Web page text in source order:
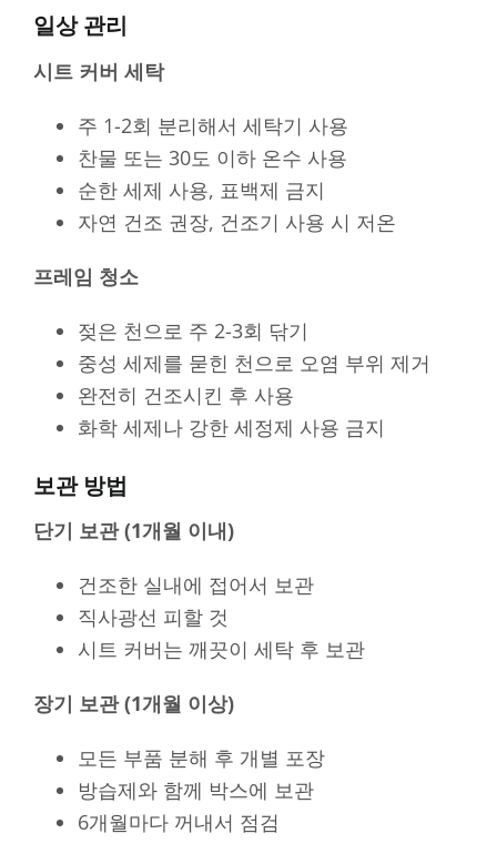
일상 관리
시트 커버 세탁
주 1-2회 분리해서 세탁기 사용
찬물 또는 30도 이하 온수 사용
순한 세제 사용, 표백제 금지
자연 건조 권장, 건조기 사용 시 저온
프레임 청소
젖은 천으로 주 2-3회 닦기
중성 세제를 묻힌 천으로 오염 부위 제거
완전히 건조시킨 후 사용
화학 세제나 강한 세정제 사용 금지
보관 방법
단기 보관 (1개월 이내)
건조한 실내에 접어서 보관
직사광선 피할 것
시트 커버는 깨끗이 세탁 후 보관
장기 보관 (1개월 이상)
모든 부품 분해 후 개별 포장
방습제와 함께 박스에 보관
6개월마다 꺼내서 점검